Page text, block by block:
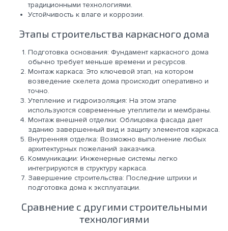
традиционными технологиями.
Устойчивость к влаге и коррозии.
Этапы строительства каркасного дома
Подготовка основания: Фундамент каркасного дома
обычно требует меньше времени и ресурсов.
Монтаж каркаса: Это ключевой этап, на котором
возведение скелета дома происходит оперативно и
точно.
Утепление и гидроизоляция: На этом этапе
используются современные утеплители и мембраны.
Монтаж внешней отделки: Облицовка фасада дает
зданию завершенный вид и защиту элементов каркаса.
Внутренняя отделка: Возможно выполнение любых
архитектурных пожеланий заказчика.
Коммуникации: Инженерные системы легко
интегрируются в структуру каркаса.
Завершение строительства: Последние штрихи и
подготовка дома к эксплуатации.
Сравнение с другими строительными
технологиями